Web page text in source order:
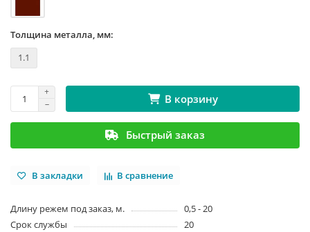
Толщина металла, мм:
1.1
В корзину
Быстрый заказ
В закладки В сравнение
Длину режем под заказ, м.
0,5 - 20
Срок службы
20